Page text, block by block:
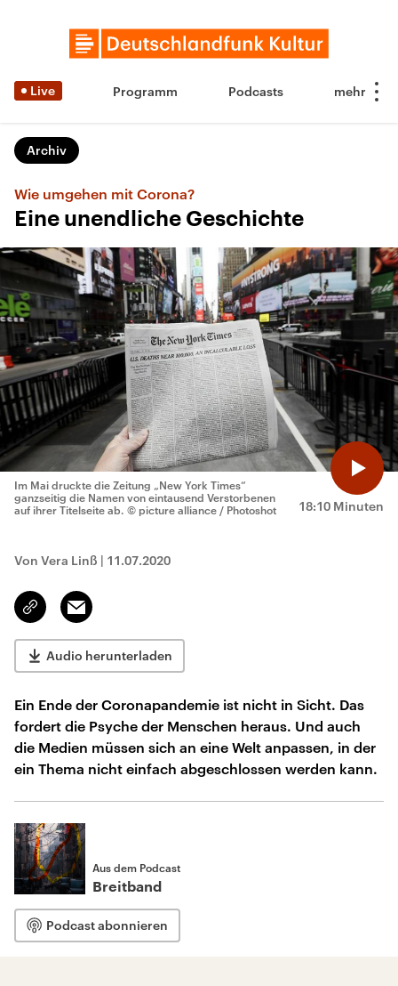
Live Programm Podcasts
Archiv
Wie umgehen mit Corona?
Eine unendliche Geschichte
18:10 Minuten
Im Mai druckte die Zeitung „New York Times“
ganzseitig die Namen von eintausend Verstorbenen
auf ihrer Titelseite ab. © picture alliance / Photoshot
Von Vera Linß | 11.07.2020
Link
kopieren/teilen
Email
Audio herunterladen
Ein Ende der Coronapandemie ist nicht in Sicht. Das
fordert die Psyche der Menschen heraus. Und auch
die Medien müssen sich an eine Welt anpassen, in der
ein Thema nicht einfach abgeschlossen werden kann.
Aus dem Podcast
Breitband
Podcast abonnieren